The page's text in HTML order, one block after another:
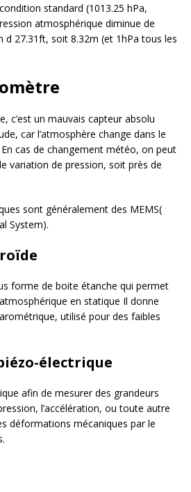
standard (1013.25 hPa,
atmosphérique diminue de
d 27.31ft, soit 8.32m (et 1hPa tous les
c’est un mauvais capteur absolu
car l’atmosphère change dans le
En cas de changement météo, on peut
variation de pression, soit près de
sont généralement des MEMS(
System).
forme de boite étanche qui permet
en statique Il donne
utilisé pour des faibles
électrique
afin de mesurer des grandeurs
l’accélération, ou toute autre
déformations mécaniques par le